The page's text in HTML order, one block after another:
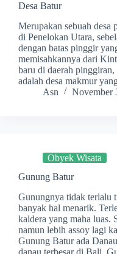
Desa Batur
Merupakan sebuah desa
di Penelokan Utara,
dengan batas pinggir
memisahkannya dari
baru di daerah
adalah desa makmur
Asn
November
Obyek Wisata
Gunung Batur
Gunungnya tidak terlalu
banyak hal menarik.
kaldera yang maha luas.
namun lebih assoy lagi
Gunung Batur ada
danau terbesar di Bali.